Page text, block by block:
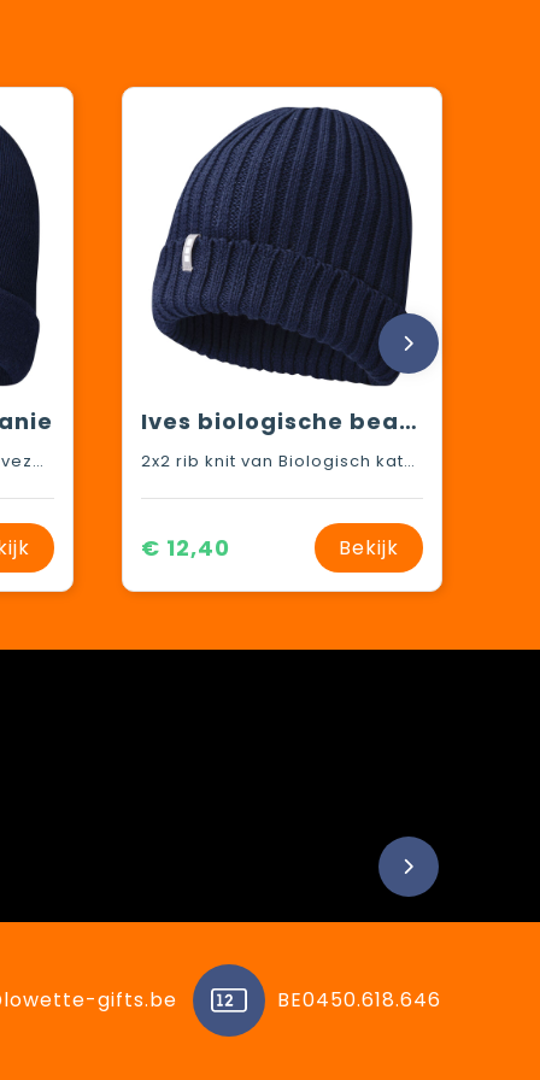
1x1 Rib knit van Polylana®-vezel Acryl, 12 gauge
Ives biologische beanie
2x2 rib knit van Biologisch katoen, 7 gauge
€ 12,40 Bekijk
gifts.be BE0450.618.646